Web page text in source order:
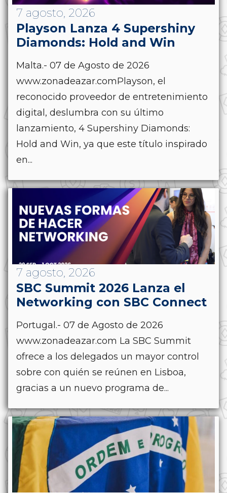
7 agosto, 2026
Playson Lanza 4 Supershiny
Diamonds: Hold and Win
Malta.- 07 de Agosto de 2026
www.zonadeazar.comPlayson, el
reconocido proveedor de entretenimiento
digital, deslumbra con su último
lanzamiento, 4 Supershiny Diamonds:
Hold and Win, ya que este título inspirado
en...
7 agosto, 2026
SBC Summit 2026 Lanza el
Networking con SBC Connect
Portugal.- 07 de Agosto de 2026
www.zonadeazar.com La SBC Summit
ofrece a los delegados un mayor control
sobre con quién se reúnen en Lisboa,
gracias a un nuevo programa de...